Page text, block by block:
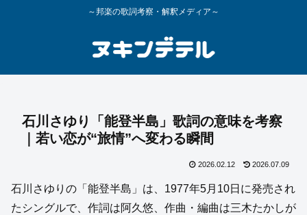
～邦楽の歌詞考察・解釈メディア～
石川さゆり「能登半島」歌詞の意味を考察
｜若い恋が“旅情”へ変わる瞬間
2026.02.12 2026.07.09
石川さゆりの「能登半島」は、1977年5月10日に発売され
たシングルで、作詞は阿久悠、作曲・編曲は三木たかしが